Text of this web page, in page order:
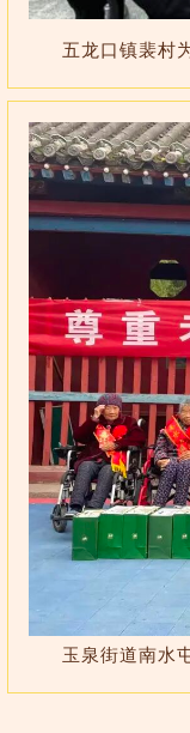
五龙口镇裴村
玉泉街道南水